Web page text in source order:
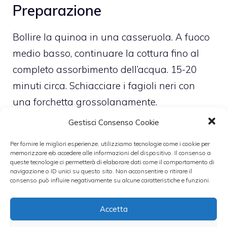
Gestisci Consenso Cookie
Per fornire le migliori esperienze, utilizziamo tecnologie come i cookie per
memorizzare e/o accedere alle informazioni del dispositivo. Il consenso a
queste tecnologie ci permetterà di elaborare dati come il comportamento di
navigazione o ID unici su questo sito. Non acconsentire o ritirare il
consenso può influire negativamente su alcune caratteristiche e funzioni.
Accetta
Preparazione
Bollire la quinoa in una casseruola. A fuoco
medio basso, continuare la cottura fino al
completo assorbimento dell’acqua. 15-20
minuti circa. Schiacciare i fagioli neri con
una forchetta grossolanamente.
pangrattato, il peperone, la cipolla, l’aglio, il
cumino, il sale, il peperoncino, l’uovo e i
fagioli neri schiacciati. Formare con il
composto 5 tortini. Scaldare l’olio in una
padella grande. Cuocere i tortini in olio